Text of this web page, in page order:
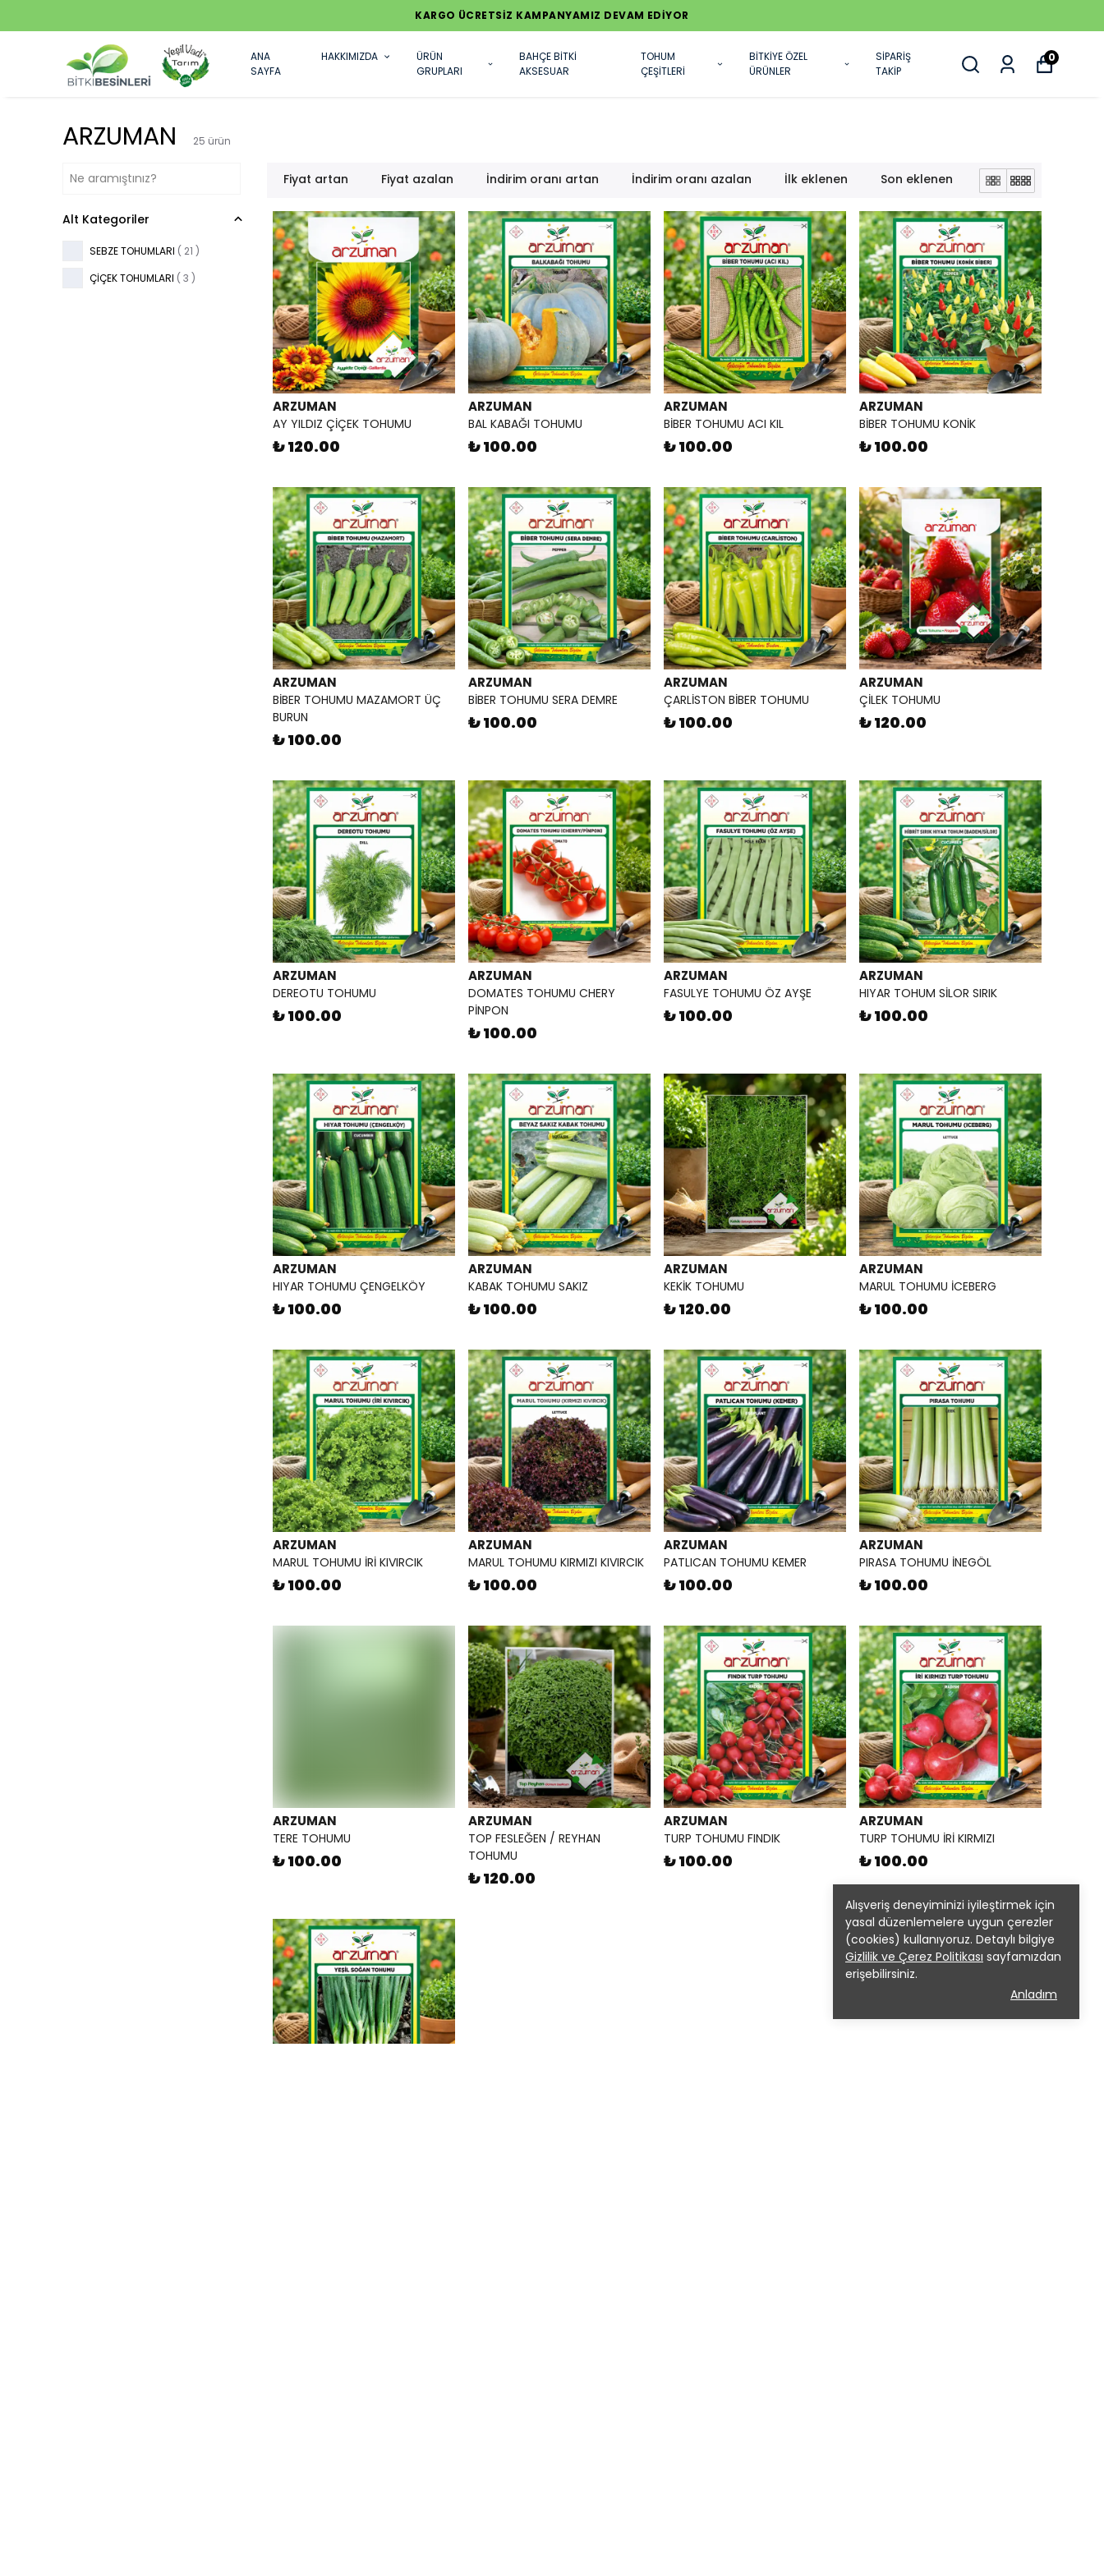
KARGO ÜCRETSİZ KAMPANYAMIZ DEVAM EDİYOR
ANA
SAYFA
HAKKIMIZDA
ÜRÜN
GRUPLARI
BAHÇE BİTKİ
AKSESUAR
TOHUM
ÇEŞİTLERİ
BİTKİYE ÖZEL
ÜRÜNLER
SİPARİŞ
TAKİP
0
Alışveriş deneyiminizi iyileştirmek için
yasal düzenlemelere uygun çerezler
(cookies) kullanıyoruz. Detaylı bilgiye
Gizlilik ve Çerez Politikası sayfamızdan
erişebilirsiniz.
Anladım
ARZUMAN 25 ürün
Fiyat artan Fiyat azalan İndirim oranı artan İndirim oranı azalan İlk eklenen Son eklenen
Alt Kategoriler
SEBZE TOHUMLARI ( 21 )
ÇİÇEK TOHUMLARI ( 3 )
ARZUMAN
AY YILDIZ ÇİÇEK TOHUMU
₺ 120.00
ARZUMAN
BAL KABAĞI TOHUMU
₺ 100.00
ARZUMAN
BİBER TOHUMU ACI KIL
₺ 100.00
ARZUMAN
BİBER TOHUMU KONİK
₺ 100.00
ARZUMAN
BİBER TOHUMU MAZAMORT ÜÇ
BURUN
₺ 100.00
ARZUMAN
BİBER TOHUMU SERA DEMRE
₺ 100.00
ARZUMAN
ÇARLİSTON BİBER TOHUMU
₺ 100.00
ARZUMAN
ÇİLEK TOHUMU
₺ 120.00
ARZUMAN
DEREOTU TOHUMU
₺ 100.00
ARZUMAN
DOMATES TOHUMU CHERY
PİNPON
₺ 100.00
ARZUMAN
FASULYE TOHUMU ÖZ AYŞE
₺ 100.00
ARZUMAN
HIYAR TOHUM SİLOR SIRIK
₺ 100.00
ARZUMAN
HIYAR TOHUMU ÇENGELKÖY
₺ 100.00
ARZUMAN
KABAK TOHUMU SAKIZ
₺ 100.00
ARZUMAN
KEKİK TOHUMU
₺ 120.00
ARZUMAN
MARUL TOHUMU İCEBERG
₺ 100.00
ARZUMAN
MARUL TOHUMU İRİ KIVIRCIK
₺ 100.00
ARZUMAN
MARUL TOHUMU KIRMIZI KIVIRCIK
₺ 100.00
ARZUMAN
PATLICAN TOHUMU KEMER
₺ 100.00
ARZUMAN
PIRASA TOHUMU İNEGÖL
₺ 100.00
ARZUMAN
TERE TOHUMU
₺ 100.00
ARZUMAN
TOP FESLEĞEN / REYHAN
TOHUMU
₺ 120.00
ARZUMAN
TURP TOHUMU FINDIK
₺ 100.00
ARZUMAN
TURP TOHUMU İRİ KIRMIZI
₺ 100.00